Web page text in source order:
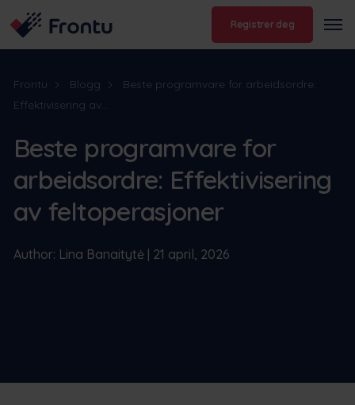
Registrer deg
Frontu Blogg
Beste programvare for arbeidsordre:
Effektivisering av...
Beste programvare for
arbeidsordre: Effektivisering
av feltoperasjoner
Author: Lina Banaitytė | 21 april, 2026